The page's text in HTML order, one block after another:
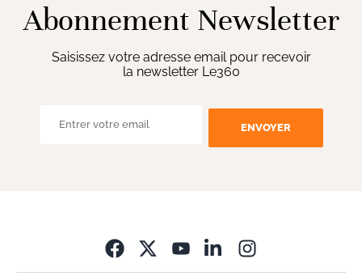
Abonnement Newsletter
Saisissez votre adresse email pour recevoir
la newsletter Le360
ENVOYER